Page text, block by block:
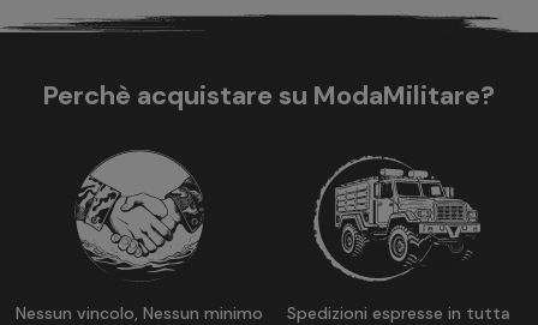
Perchè acquistare su ModaMilitare?
Nessun vincolo, Nessun minimo
Spedizioni espresse in tutta